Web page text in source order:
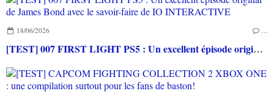
18/06/2026 …
[TEST] 007 FIRST LIGHT PS5 : Un excellent épisode original de James Bond avec le savoir-faire de IO INTERACTIVE